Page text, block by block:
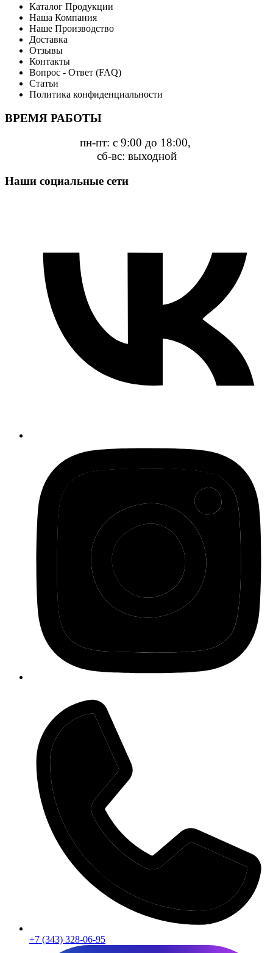
Каталог Продукции
Наша Компания
Наше Производство
Доставка
Отзывы
Контакты
Вопрос - Ответ (FAQ)
Статьи
Политика конфиденциальности
ВРЕМЯ РАБОТЫ
пн-пт: с 9:00 до 18:00,
сб-вс: выходной
Наши социальные сети
+7 (343) 328-06-95